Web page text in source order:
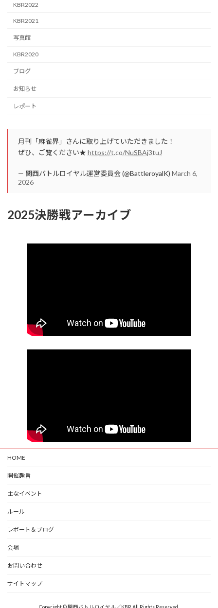
KBR2022
KBR2021
写真館
KBR2020
ブログ
お知らせ
レポート
月刊「麻雀界」さんに取り上げていただきました！
ぜひ、ご覧ください★ https://t.co/NuSBAj3tuJ
— 関西バトルロイヤル運営委員会 (@BattleroyalK) March 6,
2026
2025決勝戦アーカイブ
HOME
開催趣旨
主なイベント
ルール
レポート＆ブログ
会場
お問い合わせ
サイトマップ